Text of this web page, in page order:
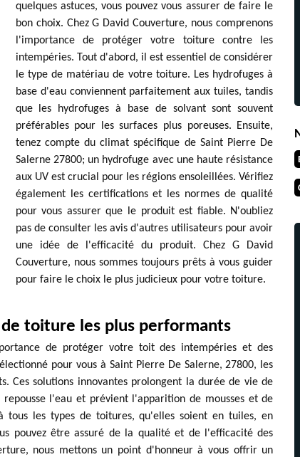
quelques astuces, vous pouvez vous assurer de faire le
bon choix. Chez G David Couverture, nous comprenons
l'importance de protéger votre toiture contre les
intempéries. Tout d'abord, il est essentiel de considérer
le type de matériau de votre toiture. Les hydrofuges à
base d'eau conviennent parfaitement aux tuiles, tandis
que les hydrofuges à base de solvant sont souvent
préférables pour les surfaces plus poreuses. Ensuite,
tenez compte du climat spécifique de Saint Pierre De
Salerne 27800; un hydrofuge avec une haute résistance
aux UV est crucial pour les régions ensoleillées. Vérifiez
également les certifications et les normes de qualité
pour vous assurer que le produit est fiable. N'oubliez
pas de consulter les avis d'autres utilisateurs pour avoir
une idée de l'efficacité du produit. Chez G David
Couverture, nous sommes toujours prêts à vous guider
pour faire le choix le plus judicieux pour votre toiture.
toiture les plus performants
de protéger votre toit des intempéries et des
pour vous à Saint Pierre De Salerne, 27800, les
Ces solutions innovantes prolongent la durée de vie de
l'eau et prévient l'apparition de mousses et de
tous les types de toitures, qu'elles soient en tuiles, en
pouvez être assuré de la qualité et de l'efficacité des
nous mettons un point d'honneur à vous offrir un